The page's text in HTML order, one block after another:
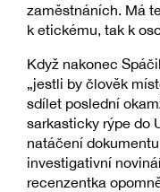
zaměstnáních. Má
k etickému, tak k
Když nakonec
„jestli by člověk
sdílet poslední
sarkasticky rýpe do
natáčení
investigativní
recenzentka